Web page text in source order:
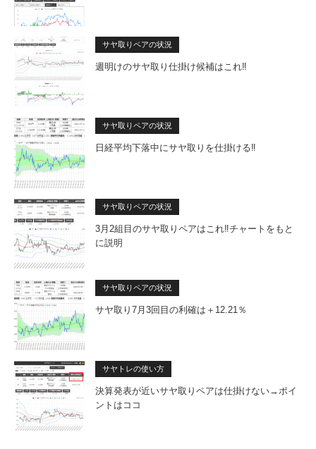
サヤ取りペアの状況
週明けのサヤ取り仕掛け候補はこれ‼
サヤ取りペアの状況
日経平均下落中にサヤ取りを仕掛ける‼
サヤ取りペアの状況
3月2組目のサヤ取りペアはこれ‼チャートをもと
に説明
サヤ取りペアの状況
サヤ取り7月3回目の利確は＋12.21％
サヤトレの使い方
決算発表が近いサヤ取りペアは仕掛けない→ポイ
ントはココ